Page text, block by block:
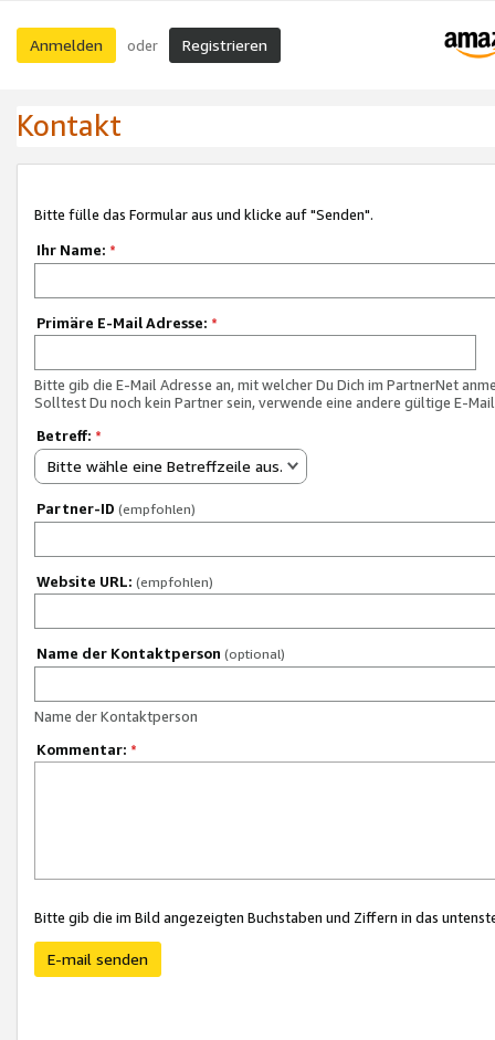
Anmelden oder Registrieren
Kontakt
Bitte fülle das Formular aus und klicke auf "Senden".
Ihr Name: *
Primäre E-Mail Adresse: *
Bitte gib die E-Mail Adresse an, mit welcher Du Dich im PartnerNet
Solltest Du noch kein Partner sein, verwende eine andere gültige E-
Betreff: *
Bitte wähle eine Betreffzeile aus.
Partner-ID (empfohlen)
Website URL: (empfohlen)
Name der Kontaktperson (optional)
Name der Kontaktperson
Kommentar: *
Bitte gib die im Bild angezeigten Buchstaben und Ziffern in das
E-mail senden